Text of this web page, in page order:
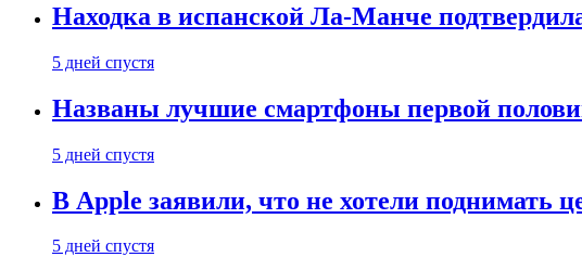
Находка в испанской Ла-Манче
5 дней спустя
Названы лучшие смартфоны первой
5 дней спустя
В Apple заявили, что не хотели поднимать
5 дней спустя